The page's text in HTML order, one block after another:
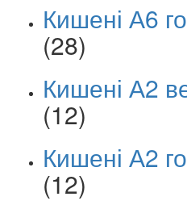
Кишені А6
(28)
Кишені А2
(12)
Кишені А2
(12)